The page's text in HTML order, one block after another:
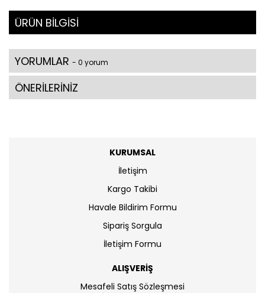
ÜRÜN BİLGİSİ
YORUMLAR - 0 yorum
ÖNERİLERİNİZ
KURUMSAL
İletişim
Kargo Takibi
Havale Bildirim Formu
Sipariş Sorgula
İletişim Formu
ALIŞVERİŞ
Mesafeli Satış Sözleşmesi